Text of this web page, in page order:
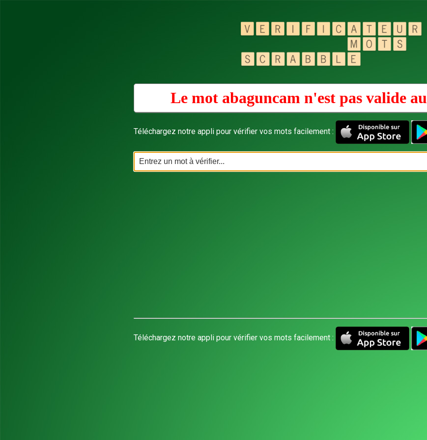
Le mot abaguncam n'est pas valide au
Téléchargez notre appli pour vérifier vos mots facilement :
Téléchargez notre appli pour vérifier vos mots facilement :